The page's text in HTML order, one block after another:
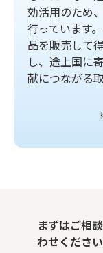
効活用のため
行っています
品を販売して
し、途上国に
献につながる
まずはご相
わせください